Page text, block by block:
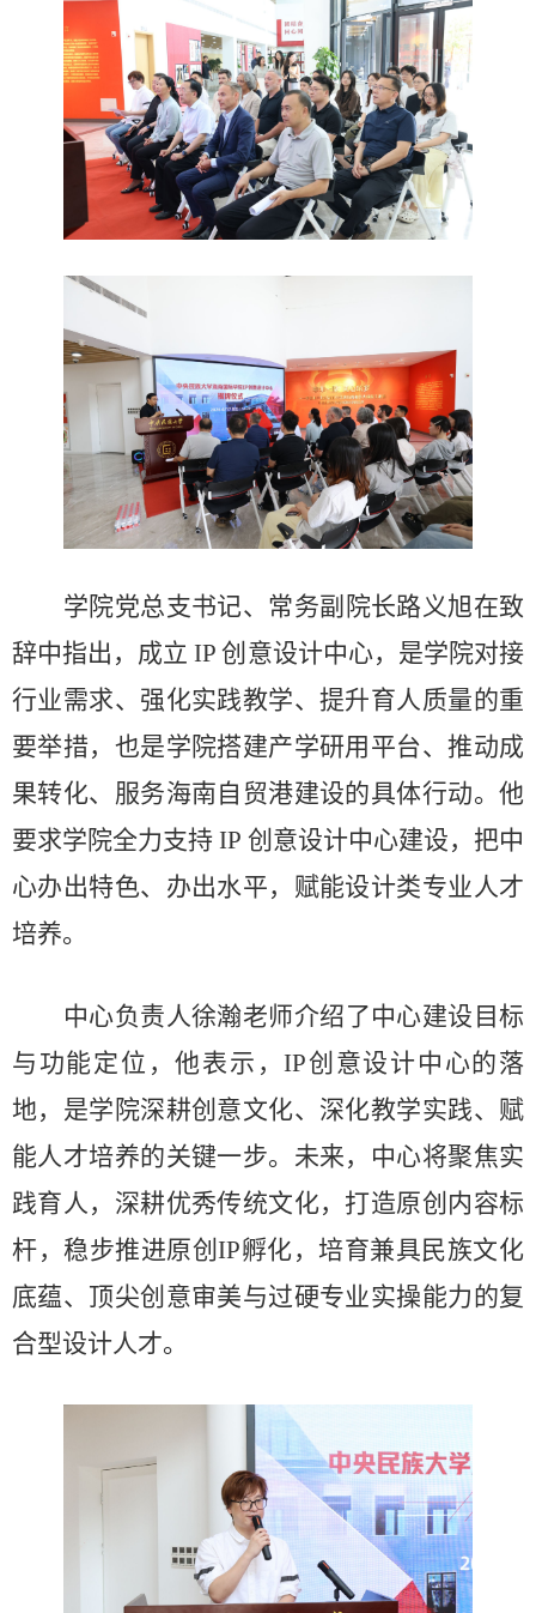
学院党总支书记、常务副院长路义旭在致
辞中指出，成立 IP 创意设计中心，是学院对接
行业需求、强化实践教学、提升育人质量的重
要举措，也是学院搭建产学研用平台、推动成
果转化、服务海南自贸港建设的具体行动。他
要求学院全力支持 IP 创意设计中心建设，把中
心办出特色、办出水平，赋能设计类专业人才
培养。
中心负责人徐瀚老师介绍了中心建设目标
与功能定位，他表示，IP创意设计中心的落
地，是学院深耕创意文化、深化教学实践、赋
能人才培养的关键一步。未来，中心将聚焦实
践育人，深耕优秀传统文化，打造原创内容标
杆，稳步推进原创IP孵化，培育兼具民族文化
底蕴、顶尖创意审美与过硬专业实操能力的复
合型设计人才。